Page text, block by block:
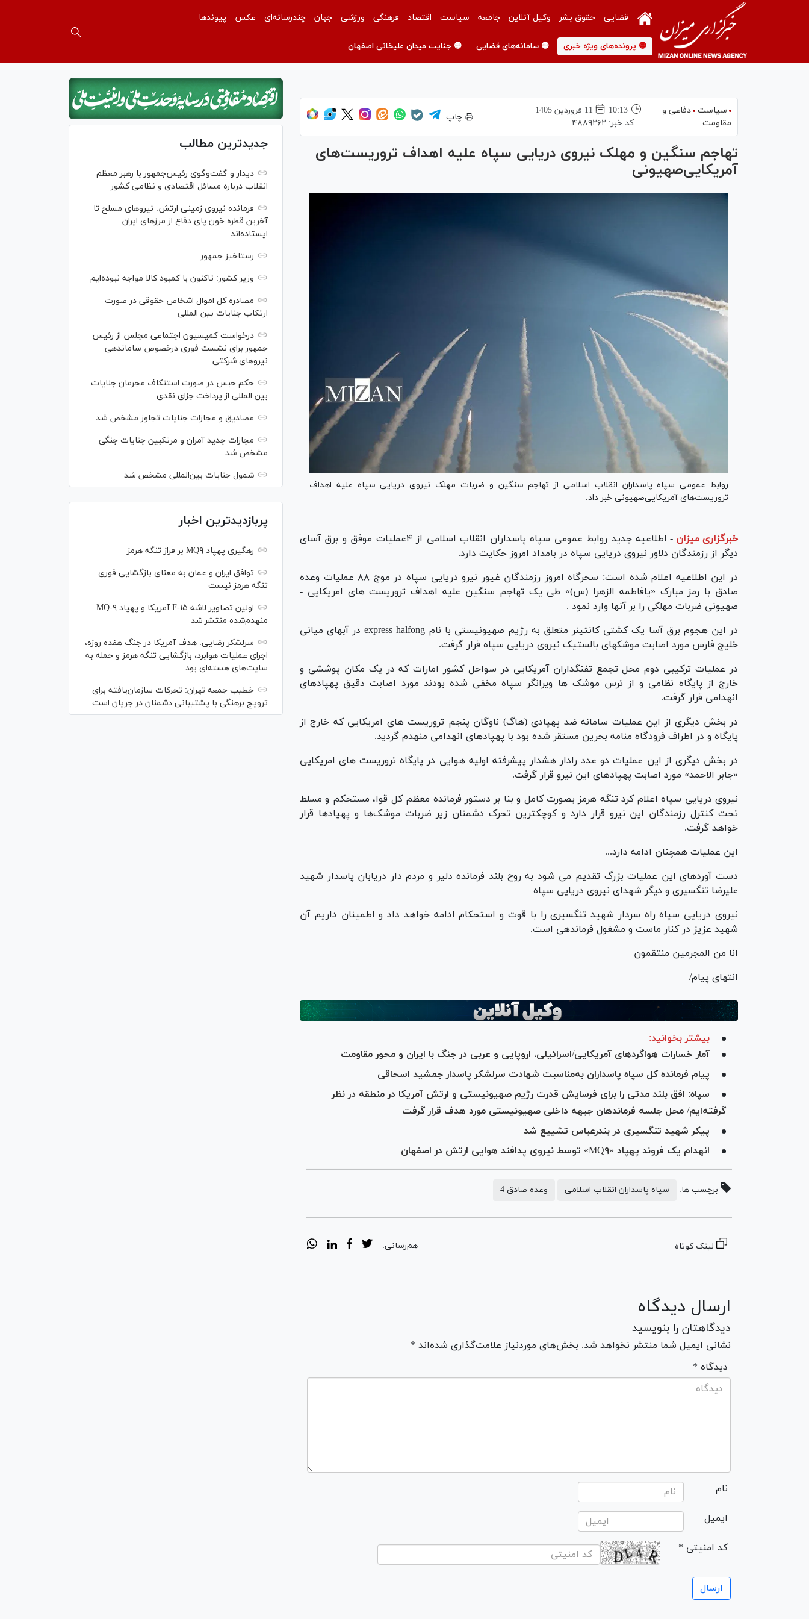
قضایی حقوق بشر وکیل آنلاین جامعه سیاست اقتصاد فرهنگی ورزشی جهان چندرسانه‌ای عکس پیوندها
🟡 پرونده‌های ویژه خبری 🟡 سامانه‌های قضایی 🟡 جنایت میدان علیخانی اصفهان
سیاست دفاعی و
مقاومت
10:13
11 فروردين 1405
کد خبر: ۴۸۸۹۲۶۲
چاپ
تهاجم سنگین و مهلک نیروی دریایی سپاه علیه اهداف تروریست‌های
آمریکایی‌صهیونی
روابط عمومی سپاه پاسداران انقلاب اسلامی از تهاجم سنگین و ضربات مهلک نیروی دریایی سپاه علیه اهداف
تروریست‌های آمریکایی‌صهیونی خبر داد.
خبرگزاری میزان -
اطلاعیه جدید روابط عمومی سپاه پاسداران انقلاب اسلامی از ۴عملیات موفق و برق آسای
دیگر از رزمندگان دلاور نیروی دریایی سپاه در بامداد امروز حکایت دارد.
در این اطلاعیه اعلام شده است: سحرگاه امروز رزمندگان غیور نیرو دریایی سپاه در موج ۸۸ عملیات وعده
صادق با رمز مبارک «یافاطمه الزهرا (س)» طی یک تهاجم سنگین علیه اهداف تروریست های امریکایی -
صهیونی ضربات مهلکی را بر آنها وارد نمود .
در این هجوم برق آسا یک کشتی کانتینر متعلق به رژیم صهیونیستی با نام express halfong در آبهای میانی
خلیج فارس مورد اصابت موشکهای بالستیک نیروی دریایی سپاه قرار گرفت.
در عملیات ترکیبی دوم محل تجمع تفنگداران آمریکایی در سواحل کشور امارات که در یک مکان پوششی و
خارج از پایگاه نظامی و از ترس موشک ها ویرانگر سپاه مخفی شده بودند مورد اصابت دقیق پهپادهای
انهدامی قرار گرفت.
در بخش دیگری از این عملیات سامانه ضد پهپادی (هاگ) ناوگان پنجم تروریست های امریکایی که خارج از
پایگاه و در اطراف فرودگاه منامه بحرین مستقر شده بود با پهپادهای انهدامی منهدم گردید.
در بخش دیگری از این عملیات دو عدد رادار هشدار پیشرفته اولیه هوایی در پایگاه تروریست های امریکایی
«جابر الاحمد» مورد اصابت پهپادهای این نیرو قرار گرفت.
نیروی دریایی سپاه اعلام کرد تنگه هرمز بصورت کامل و بنا بر دستور فرمانده معظم کل قوا، مستحکم و مسلط
تحت کنترل رزمندگان این نیرو قرار دارد و کوچکترین تحرک دشمنان زیر ضربات موشک‌ها و پهپادها قرار
خواهد گرفت.
این عملیات همچنان ادامه دارد...
دست آوردهای این عملیات بزرگ تقدیم می شود به روح بلند فرمانده دلیر و مردم دار دریابان پاسدار شهید
علیرضا تنگسیری و دیگر شهدای نیروی دریایی سپاه
نیروی دریایی سپاه راه سردار شهید تنگسیری را با قوت و استحکام ادامه خواهد داد و اطمینان داریم آن
شهید عزیز در کنار ماست و مشغول فرماندهی است.
انا من المجرمین منتقمون
انتهای پیام/
بیشتر بخوانید:
آمار خسارات هواگرد‌های آمریکایی/اسرائیلی، اروپایی و عربی در جنگ با ایران و محور مقاومت
پیام فرمانده کل سپاه پاسداران به‌مناسبت شهادت سرلشکر پاسدار جمشید اسحاقی
سپاه: افق بلند مدتی را برای فرسایش قدرت رژیم صهیونیستی و ارتش آمریکا در منطقه در نظر
گرفته‌ایم/ محل جلسه فرماندهان جبهه داخلی صهیونیستی مورد هدف قرار گرفت
پیکر شهید تنگسیری در بندرعباس تشییع شد
انهدام یک فروند پهپاد «MQ۹» توسط نیروی پدافند هوایی ارتش در اصفهان
برچسب ها: سپاه پاسداران انقلاب اسلامی وعده صادق 4
لینک کوتاه هم‌رسانی:
ارسال دیدگاه
دیدگاهتان را بنویسید
نشانی ایمیل شما منتشر نخواهد شد. بخش‌های موردنیاز علامت‌گذاری شده‌اند *
* دیدگاه
نام
ایمیل
* کد امنیتی
جدیدترین مطالب
دیدار و گفت‌‌وگوی رئیس‌جمهور با رهبر معظم
انقلاب درباره مسائل اقتصادی و نظامی کشور
فرمانده نیروی زمینی ارتش: نیرو‌های مسلح تا
آخرین قطره خون پای دفاع از مرز‌های ایران
ایستاده‌اند
رستاخیز جمهور
وزیر کشور: تاکنون با کمبود کالا مواجه نبوده‌ایم
مصادره کل اموال اشخاص حقوقی در صورت
ارتکاب جنایات بین المللی
درخواست کمیسیون اجتماعی مجلس از رئیس
جمهور برای نشست فوری درخصوص ساماندهی
نیرو‌های شرکتی
حکم حبس در صورت استنکاف مجرمان جنایات
بین المللی از پرداخت جزای نقدی
مصادیق و مجازات جنایات تجاوز مشخص شد
مجازات جدید آمران و مرتکبین جنایات جنگی
مشخص شد
شمول جنایات بین‌المللی مشخص شد
پربازدیدترین اخبار
رهگیری پهپاد MQ۹ بر فراز تنگه هرمز
توافق ایران و عمان به معنای بازگشایی فوری
تنگه هرمز نیست
اولین تصاویر لاشه F-۱۵ آمریکا و پهپاد MQ-۹
منهدم‌شده منتشر شد
سرلشکر رضایی: هدف آمریکا در جنگ هفده روزه،
اجرای عملیات هوابرد، بازگشایی تنگه هرمز و حمله به
سایت‌های هسته‌ای بود
خطیب جمعه تهران: تحرکات سازمان‌یافته برای
ترویج برهنگی با پشتیبانی دشمنان در جریان است